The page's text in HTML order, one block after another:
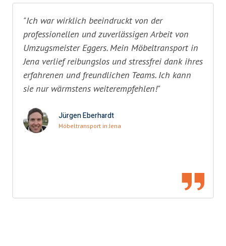
"Ich war wirklich beeindruckt von der
professionellen und zuverlässigen Arbeit von
Umzugsmeister Eggers. Mein Möbeltransport in
Jena verlief reibungslos und stressfrei dank ihres
erfahrenen und freundlichen Teams. Ich kann
sie nur wärmstens weiterempfehlen!"
Jürgen Eberhardt
Möbeltransport in Jena